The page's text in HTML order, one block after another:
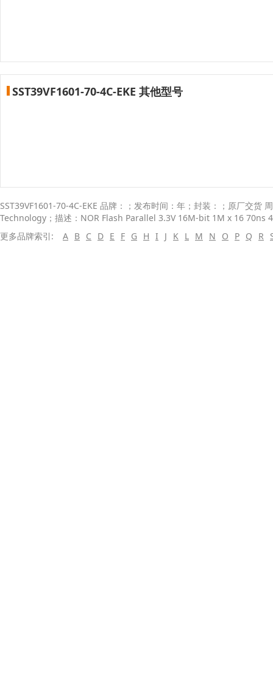
SST39VF1601-70-4C-EKE 其他型号
SST39VF1601-70-4C-EKE 品牌：；发布时间：年；封装：；原厂交
Technology；描述：NOR Flash Parallel 3.3V 16M-bit 1M x 16 70ns
更多品牌索引:
A B C D E F G H I J K L M N O P Q R